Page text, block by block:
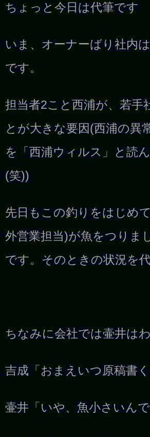
ちょっと今日は代筆です
いま、オーナーばり社内
です。
担当者2こと西浦が、若
とが大きな要因(西浦の異
を「西浦ウィルス」と読
(笑))
先日もこの釣りをはじめ
外営業担当)が魚をつりま
です。そのときの状況を
ちなみに会社では壷井は
吉成「おまえいつ原稿書
壷井「いや、魚小さいん